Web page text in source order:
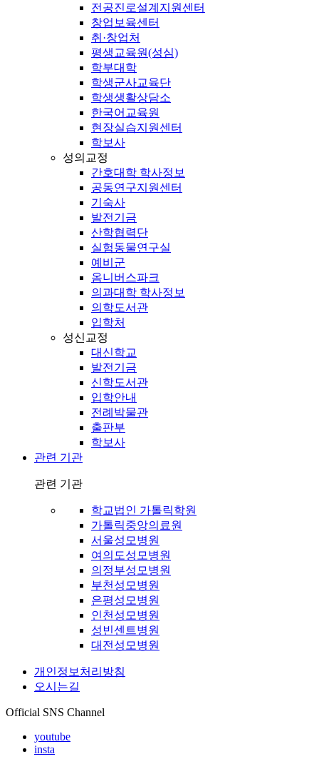
전공진로설계지원센터
창업보육센터
취·창업처
평생교육원(성심)
학부대학
학생군사교육단
학생생활상담소
한국어교육원
현장실습지원센터
학보사
성의교정
간호대학 학사정보
공동연구지원센터
기숙사
발전기금
산학협력단
실험동물연구실
예비군
옴니버스파크
의과대학 학사정보
의학도서관
입학처
성신교정
대신학교
발전기금
신학도서관
입학안내
전례박물관
출판부
학보사
관련 기관
관련 기관
학교법인 가톨릭학원
가톨릭중앙의료원
서울성모병원
여의도성모병원
의정부성모병원
부천성모병원
은평성모병원
인천성모병원
성빈센트병원
대전성모병원
개인정보처리방침
오시는길
Official SNS Channel
youtube
insta